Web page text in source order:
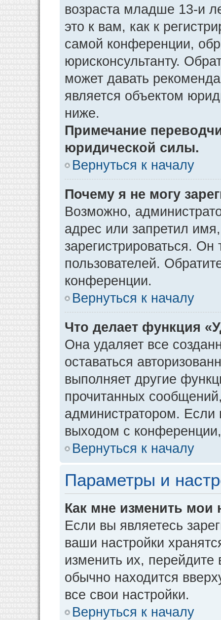
возраста младше 13-и
это к вам, как к
самой конференции,
юрисконсультанту.
может давать
является объектом
ниже.
Примечание
юридической силы.
Вернуться к началу
Почему я не могу
Возможно,
адрес или запретил
зарегистрироваться.
пользователей.
конференции.
Вернуться к началу
Что делает функция
Она удаляет все
оставаться
выполняет другие
прочитанных
администратором. Если
выходом с
Вернуться к началу
Параметры и
Как мне изменить мои
Если вы являетесь
ваши настройки
изменить их, перейдите
обычно находится
все свои настройки.
Вернуться к началу